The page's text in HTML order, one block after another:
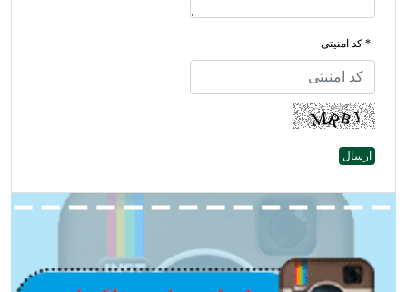
* کد امنیتی